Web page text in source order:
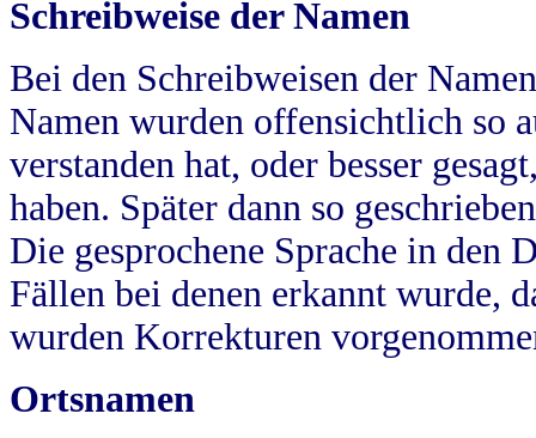
Schreibweise der Namen
Bei den Schreibweisen der
Namen wurden offensichtlich so
verstanden hat, oder besser
haben. Später dann so
Die gesprochene Sprache in
Fällen bei denen erkannt wurde,
wurden Korrekturen
Ortsnamen